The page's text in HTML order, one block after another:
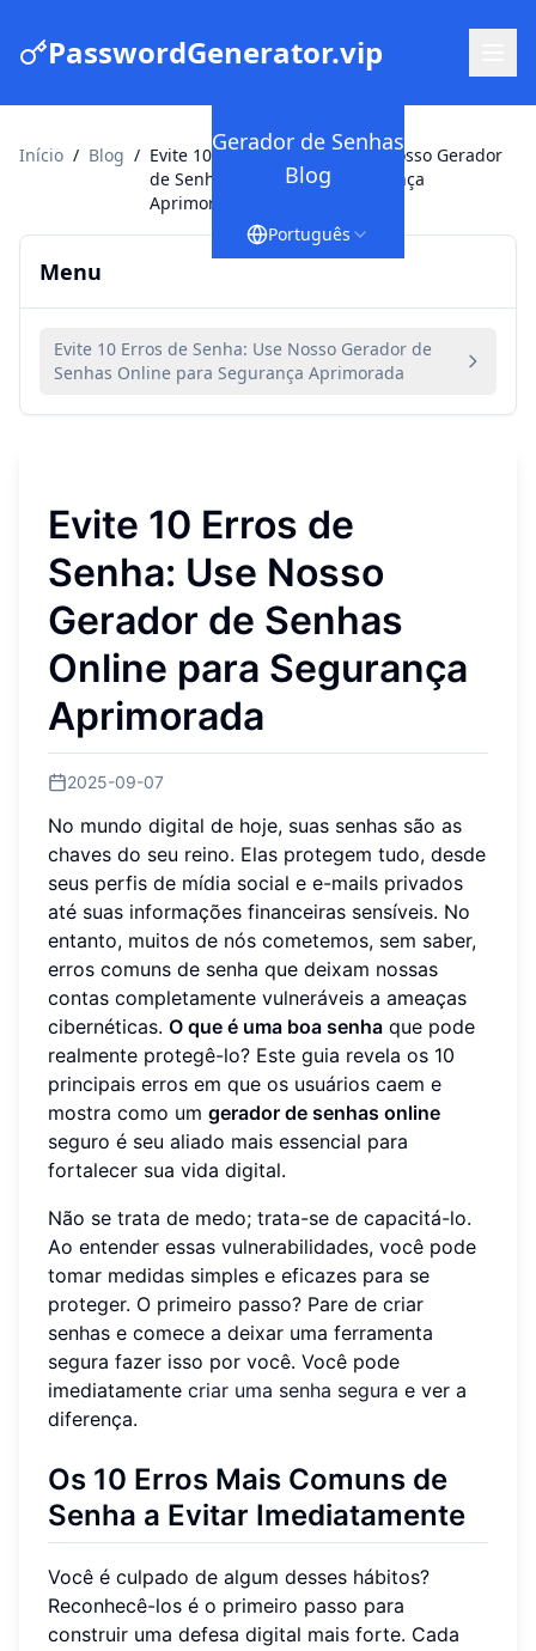
PasswordGenerator.vip
Gerador de Senhas
Blog
Português
Início / Blog / Evite 10 Erros de Senha: Use Nosso Gerador
de Senhas Online para Segurança
Aprimorada
Menu
Evite 10 Erros de Senha: Use Nosso Gerador de
Senhas Online para Segurança Aprimorada
Evite 10 Erros de
Senha: Use Nosso
Gerador de Senhas
Online para Segurança
Aprimorada
2025-09-07
No mundo digital de hoje, suas senhas são as
chaves do seu reino. Elas protegem tudo, desde
seus perfis de mídia social e e-mails privados
até suas informações financeiras sensíveis. No
entanto, muitos de nós cometemos, sem saber,
erros comuns de senha que deixam nossas
contas completamente vulneráveis a ameaças
cibernéticas. O que é uma boa senha que pode
realmente protegê-lo? Este guia revela os 10
principais erros em que os usuários caem e
mostra como um gerador de senhas online
seguro é seu aliado mais essencial para
fortalecer sua vida digital.
Não se trata de medo; trata-se de capacitá-lo.
Ao entender essas vulnerabilidades, você pode
tomar medidas simples e eficazes para se
proteger. O primeiro passo? Pare de criar
senhas e comece a deixar uma ferramenta
segura fazer isso por você. Você pode
imediatamente criar uma senha segura e ver a
diferença.
Os 10 Erros Mais Comuns de
Senha a Evitar Imediatamente
Você é culpado de algum desses hábitos?
Reconhecê-los é o primeiro passo para
construir uma defesa digital mais forte. Cada